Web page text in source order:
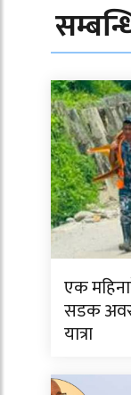
एक
सडक
यात्रा